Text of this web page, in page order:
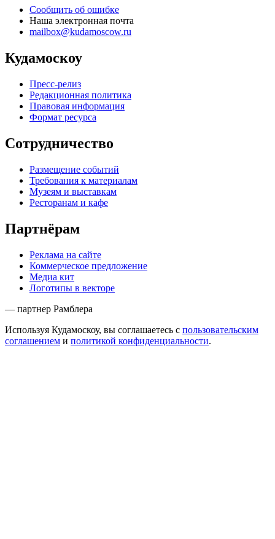
Сообщить об ошибке
Наша электронная почта
mailbox@kudamoscow.ru
Кудамоскоу
Пресс-релиз
Редакционная политика
Правовая информация
Формат ресурса
Сотрудничество
Размещение событий
Требования к материалам
Музеям и выставкам
Ресторанам и кафе
Партнёрам
Реклама на сайте
Коммерческое предложение
Медиа кит
Логотипы в векторе
— партнер Рамблера
Используя Кудамоскоу, вы соглашаетесь с пользовательским
соглашением и политикой конфиденциальности.